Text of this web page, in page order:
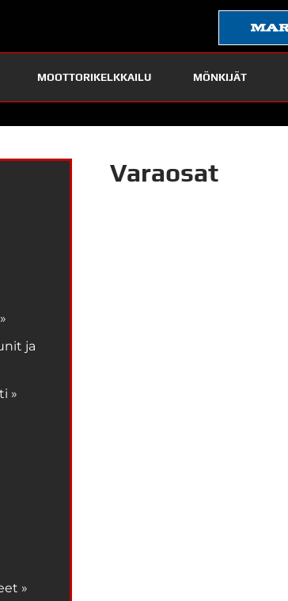
MOOTTORIKELKKAILU MÖNKIJÄT
ja
»
»
Varaosat